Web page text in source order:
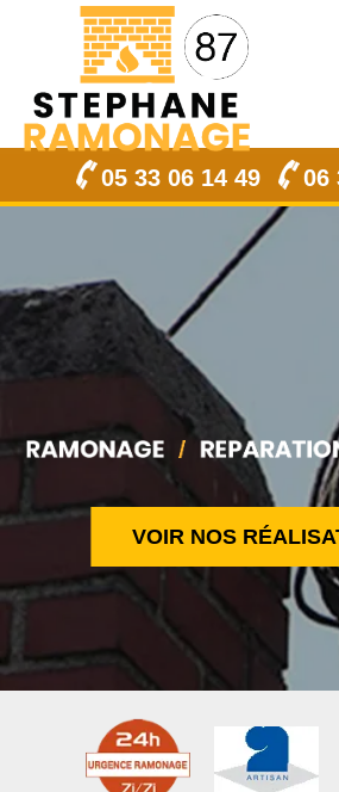
05 33 06 14 49 06
VOIR NOS